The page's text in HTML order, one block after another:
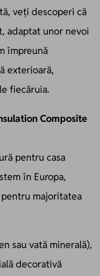
veți descoperi că
adaptat unor nevoi
împreună
exterioară,
fiecăruia.
Composite
pentru casa
în Europa,
majoritatea
sau vată minerală),
decorativă